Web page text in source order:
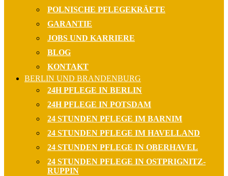
POLNISCHE PFLEGEKRÄFTE
GARANTIE
JOBS UND KARRIERE
BLOG
KONTAKT
BERLIN UND BRANDENBURG
24H PFLEGE IN BERLIN
24H PFLEGE IN POTSDAM
24 STUNDEN PFLEGE IM BARNIM
24 STUNDEN PFLEGE IM HAVELLAND
24 STUNDEN PFLEGE IN OBERHAVEL
24 STUNDEN PFLEGE IN OSTPRIGNITZ-
RUPPIN